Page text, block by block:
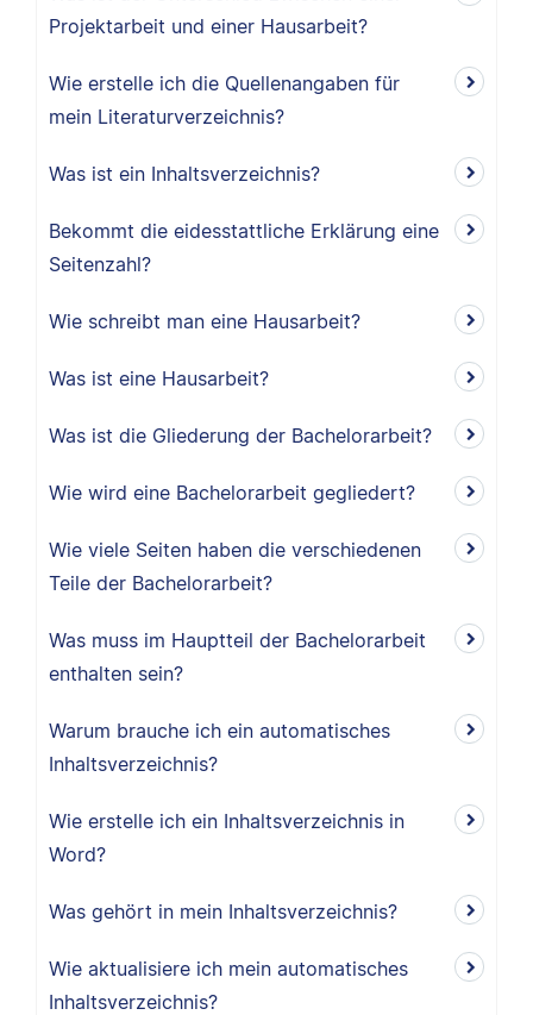
Projektarbeit und einer Hausarbeit?
Wie erstelle ich die Quellenangaben für
mein Literaturverzeichnis?
Was ist ein Inhaltsverzeichnis?
Bekommt die eidesstattliche Erklärung eine
Seitenzahl?
Wie schreibt man eine Hausarbeit?
Was ist eine Hausarbeit?
Was ist die Gliederung der Bachelorarbeit?
Wie wird eine Bachelorarbeit gegliedert?
Wie viele Seiten haben die verschiedenen
Teile der Bachelorarbeit?
Was muss im Hauptteil der Bachelorarbeit
enthalten sein?
Warum brauche ich ein automatisches
Inhaltsverzeichnis?
Wie erstelle ich ein Inhaltsverzeichnis in
Word?
Was gehört in mein Inhaltsverzeichnis?
Wie aktualisiere ich mein automatisches
Inhaltsverzeichnis?